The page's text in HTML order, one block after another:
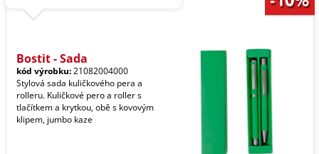
Bostit - Sada
kód výrobku:21082004000
Stylová sada kuličkového pera a
rolleru. Kuličkové pero a roller s
tlačítkem a krytkou, obě s kovovým
klipem, jumbo kaze